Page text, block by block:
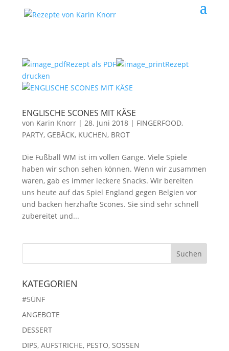
Rezept als PDF
Rezept
drucken
ENGLISCHE SCONES MIT KÄSE
von Karin Knorr| 28. Juni 2018| FINGERFOOD,
PARTY, GEBÄCK, KUCHEN, BROT
Die Fußball WM ist im vollen Gange. Viele Spiele
haben wir schon sehen können. Wenn wir zusammen
waren, gab es immer leckere Snacks. Wir bereiten
uns heute auf das Spiel England gegen Belgien vor
und backen herzhafte Scones. Sie sind sehr schnell
zubereitet und...
KATEGORIEN
#5ÜNF
ANGEBOTE
DESSERT
DIPS, AUFSTRICHE, PESTO, SOSSEN